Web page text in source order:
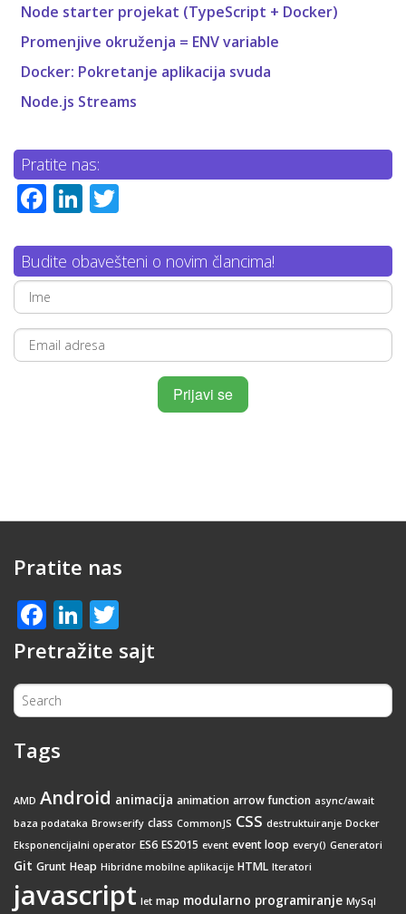
Node starter projekat (TypeScript + Docker)
Promenjive okruženja = ENV variable
Docker: Pokretanje aplikacija svuda
Node.js Streams
Pratite nas:
Facebook
LinkedIn
Budite obavešteni o novim člancima!
Pratite nas
Facebook
LinkedIn
Pretražite sajt
Tags
AMD Android animacija animation arrow function async/await
baza podataka Browserify class CommonJS CSS destruktuiranje Docker
Eksponencijalni operator ES6 ES2015 event event loop every() Generatori
Git Grunt Heap Hibridne mobilne aplikacije HTML Iteratori
javascript let map modularno programiranje MySql